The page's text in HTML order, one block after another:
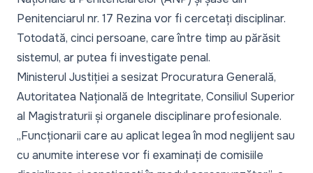
Penitenciarul nr. 17 Rezina vor fi cercetați disciplinar.
Totodată, cinci persoane, care între timp au părăsit
sistemul, ar putea fi investigate penal.
Ministerul Justiției a sesizat Procuratura Generală,
Autoritatea Națională de Integritate, Consiliul Superior
al Magistraturii și organele disciplinare profesionale.
„Funcționarii care au aplicat legea în mod neglijent sau
cu anumite interese vor fi examinați de comisiile